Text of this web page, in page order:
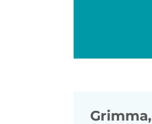
Grimma,